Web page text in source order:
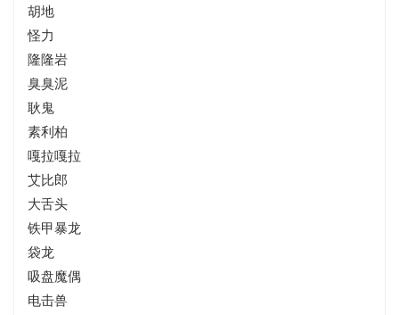
胡地
怪力
隆隆岩
臭臭泥
耿鬼
素利柏
嘎拉嘎拉
艾比郎
大舌头
铁甲暴龙
袋龙
吸盘魔偶
电击兽